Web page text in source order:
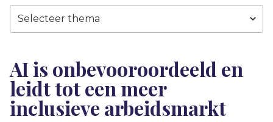
Selecteer thema
AI is onbevooroordeeld en
leidt tot een meer
inclusieve arbeidsmarkt